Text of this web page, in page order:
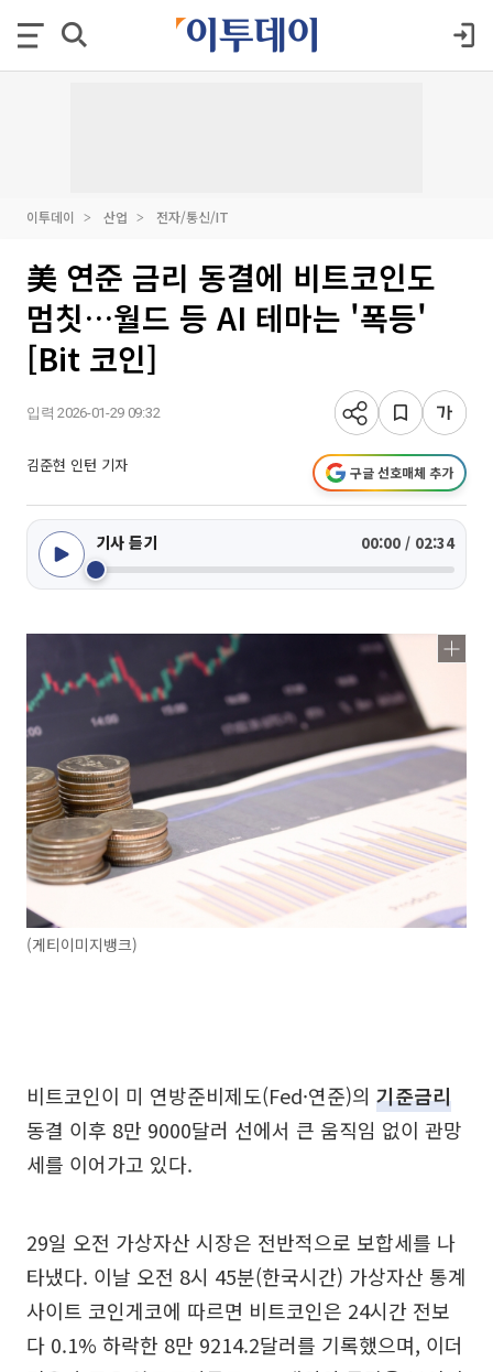
이투데이 산업 전자/통신/IT
美 연준 금리 동결에 비트코인도
멈칫…월드 등 AI 테마는 '폭등'
[Bit 코인]
입력 2026-01-29 09:32
김준현 인턴 기자 구글 선호매체 추가
기사 듣기 00:00 / 02:34
(게티이미지뱅크)
비트코인이 미 연방준비제도(Fed·연준)의 기준금리
동결 이후 8만 9000달러 선에서 큰 움직임 없이 관망
세를 이어가고 있다.
29일 오전 가상자산 시장은 전반적으로 보합세를 나
타냈다. 이날 오전 8시 45분(한국시간) 가상자산 통계
사이트 코인게코에 따르면 비트코인은 24시간 전보
다 0.1% 하락한 8만 9214.2달러를 기록했으며, 이더